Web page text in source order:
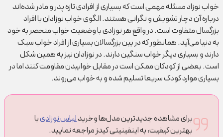
خواب نوزاد مسئله مهمی است که بسیاری از افرادی تازه پدر و مادر شده‌اند
درباره آن دچار تشویش و نگرانی هستند. الگوی خواب نوزادان با افراد
بزرگسال متفاوت است. در واقع هر نوزادی با وضعیت خواب منحصر به خود
به دنیا می‌آید. همانطور که در بین بزرگسالان بسیاری از افراد خواب سبک
دارند و بسیاری دیگر خواب سنگین دارند. در نوزادان نیز به همین شکل
است. بعضی از کودکان ممکن است در مقابل خوابیدن مقاومت کنند اما در
بسیاری موارد کودک سریعا تسلیم شده و به خواب می‌روند.
برای مشاهده جدیدترین مدل‌ها وخریدلباس نوزادیبا
بهترین کیفیت، به اینفینیتی کیدز مراجعه نمایید.